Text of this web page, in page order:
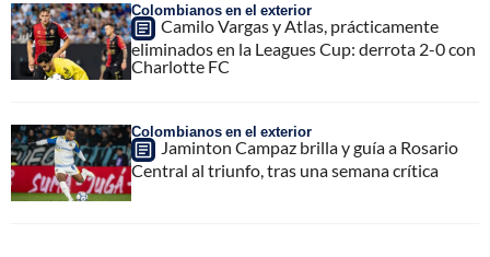
Colombianos en el exterior
Camilo Vargas y Atlas, prácticamente
eliminados en la Leagues Cup: derrota 2-0 con
Charlotte FC
Colombianos en el exterior
Jaminton Campaz brilla y guía a Rosario
Central al triunfo, tras una semana crítica